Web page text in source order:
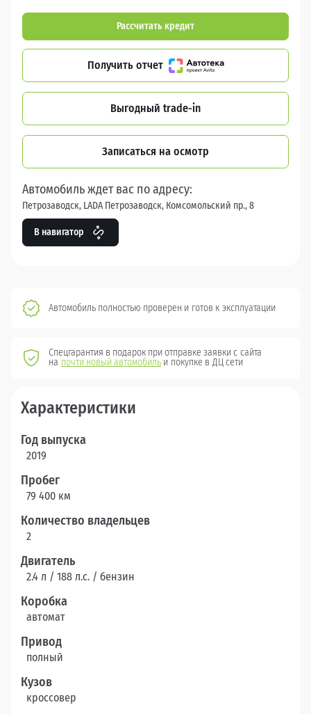
Рассчитать кредит
Получить отчет
Выгодный trade-in
Записаться на осмотр
Автомобиль ждет вас по адресу:
Петрозаводск, LADA Петрозаводск, Комсомольский пр., 8
В навигатор
Автомобиль полностью проверен и готов к эксплуатации
Спецгарантия в подарок при отправке заявки с сайта
на почти новый автомобиль и покупке в ДЦ сети
Характеристики
Год выпуска
2019
Пробег
79 400 км
Количество владельцев
2
Двигатель
2.4 л / 188 л.c. / бензин
Коробка
автомат
Привод
полный
Кузов
кроссовер